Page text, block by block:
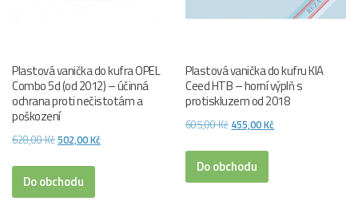
Plastová vanička do kufra OPEL
Combo 5d (od 2012) – účinná
ochrana proti nečistotám a
poškození
628,00Kč Původní
byla:
628,00 Kč.
502,00Kč
Do obchodu
Plastová vanička do kufru KIA
Ceed HTB – horní výplň s
protiskluzem od 2018
605,00KčPůvodní
byla:
605,00 Kč.
455,00Kč
Do obchodu